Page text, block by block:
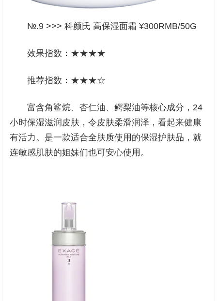
№.9 >>> 科颜氏 高保湿面霜 ¥300RMB/50G
效果指数：★★★★
推荐指数：★★★☆
富含角鲨烷、杏仁油、鳄梨油等核心成分，24
小时保湿滋润皮肤，令皮肤柔滑润泽，看起来健康
有活力。是一款适合全肤质使用的保湿护肤品，就
连敏感肌肤的姐妹们也可安心使用。